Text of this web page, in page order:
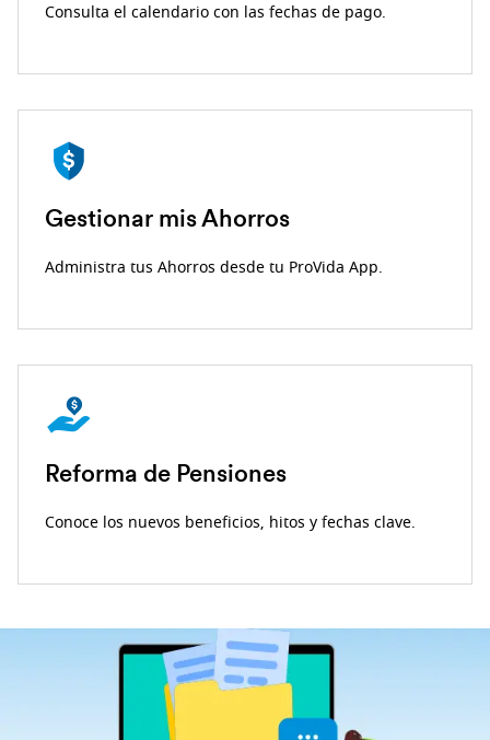
Consulta el calendario con las fechas de pago.
Gestionar mis Ahorros
Administra tus Ahorros desde tu ProVida App.
Reforma de Pensiones
Conoce los nuevos beneficios, hitos y fechas clave.